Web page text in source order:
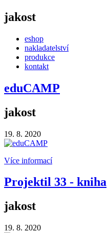
jakost
eshop
nakladatelství
produkce
kontakt
eduCAMP
jakost
19. 8. 2020
Více informací
Projektil 33 - kniha
jakost
19. 8. 2020